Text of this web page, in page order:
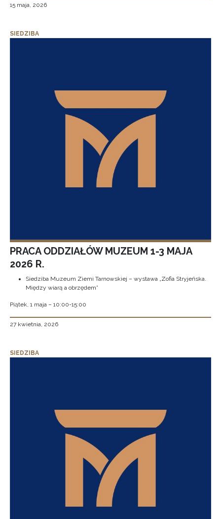
15 maja, 2026
SIEDZIBA
PRACA ODDZIAŁÓW MUZEUM 1-3 MAJA
2026 R.
Siedziba Muzeum Ziemi Tarnowskiej – wystawa „Zofia Stryjeńska.
Między wiarą a obrzędem”
Piątek, 1 maja – 10:00-15:00
27 kwietnia, 2026
SIEDZIBA